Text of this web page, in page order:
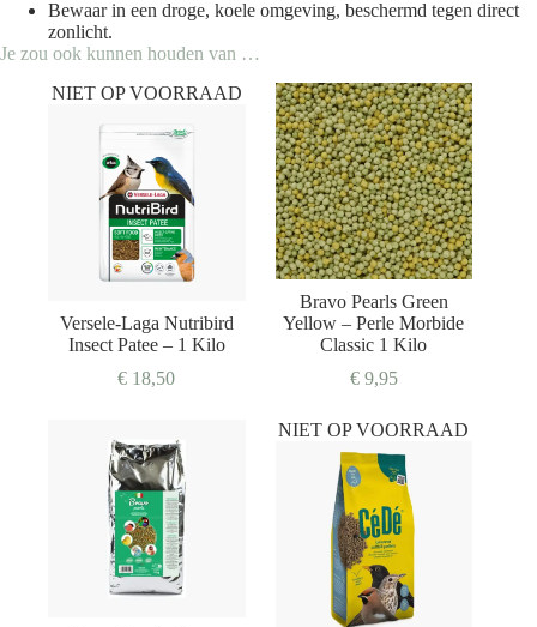
Bewaar in een droge, koele omgeving, beschermd tegen direct
zonlicht.
Je zou ook kunnen houden van …
NIET OP VOORRAAD
Versele-Laga Nutribird
Insect Patee – 1 Kilo
€ 18,50
Bravo Pearls Green
Yellow – Perle Morbide
Classic 1 Kilo
€9,95
NIET OP VOORRAAD